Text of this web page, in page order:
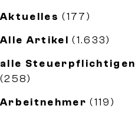
Aktuelles (177)
Alle Artikel (1.633)
alle Steuerpflichtigen
(258)
Arbeitnehmer (119)